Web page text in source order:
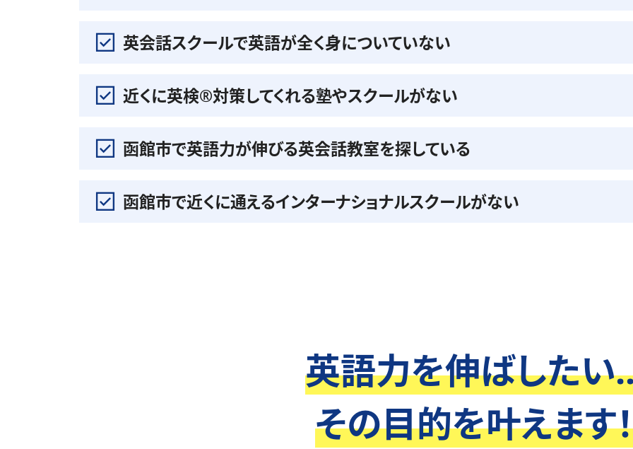
英会話スクールで英語が全く身についていない
近くに英検®️対策してくれる塾やスクールがない
函館市で英語力が伸びる英会話教室を探している
函館市で近くに通えるインターナショナルスクールがない
英語力を伸ばしたい
その目的を叶えます